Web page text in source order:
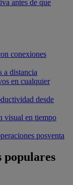
antes de que
conexiones
a distancia
en cualquier
desde
visual en tiempo
posventa
populares